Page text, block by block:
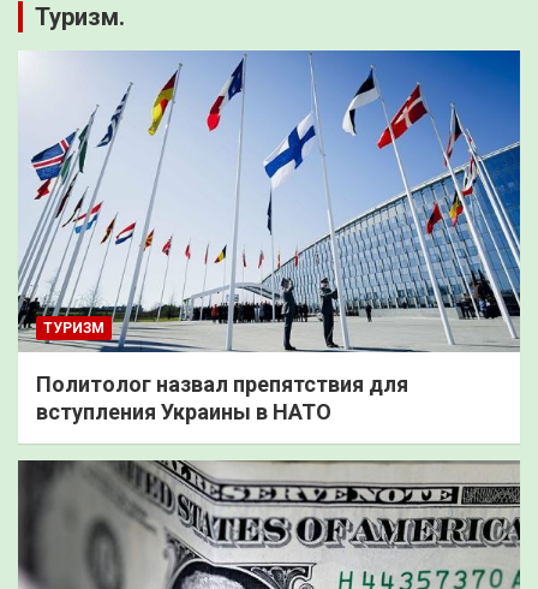
Туризм.
ТУРИЗМ
Политолог назвал препятствия для
вступления Украины в НАТО